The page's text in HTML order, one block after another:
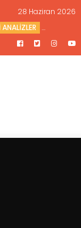
28 Haziran 2026
Ediyor